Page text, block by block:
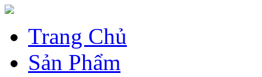
Trang Chủ
Sản Phẩm